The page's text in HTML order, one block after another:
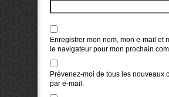
Enregistrer mon nom, mon e-mail et
le navigateur pour mon prochain
Prévenez-moi de tous les nouveaux
par e-mail.